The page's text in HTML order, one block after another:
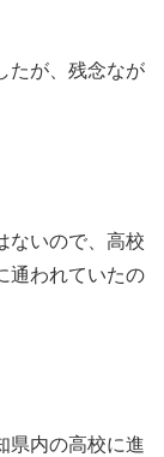
たが、残念なが
ないので、高校
通われていたの
県内の高校に進